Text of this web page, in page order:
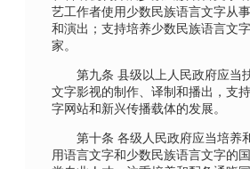
艺工作者使用少数民族语言文字从
和演出；支持培养少数民族语言文
家。
第九条 县级以上人民政府应当
文字影视的制作、译制和播出，支
字网站和新兴传播载体的发展。
第十条 各级人民政府应当培养
用语言文字和少数民族语言文字的